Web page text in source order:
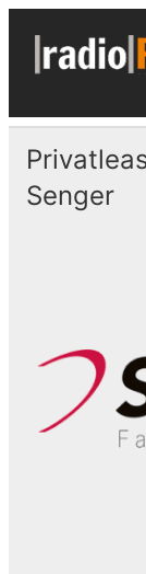
Skip
content
Senger